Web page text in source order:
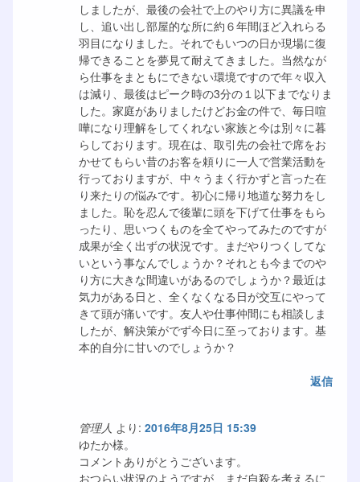
しましたが、最後の会社で上のやり方に異議を申
し、追い出し部屋的な所に約６年間ほど入れらる
羽目になりました。それでもいつの日か現場に復
帰できることを夢見て耐えてきました。当然なが
ら仕事をまともにできない環境ですので年々収入
は減り、最後はピーク時の3分の１以下までなりま
した。家庭がありましたけどお金の件で、毎日喧
嘩になり理解をしてくれない家族と今は別々に暮
らしております。現在は、取引先の会社で席をお
かせてもらい昔のお客を頼りに一人で営業活動を
行っておりますが、中々うまく行かずと言った在
り来たりの悩みです。初心に帰り地道な努力をし
ました。恥を忍んで後輩に頭を下げて仕事をもら
ったり、思いつくものを全てやってみたのですが
成果が全く出ずの状況です。まだやりつくしてな
いという事なんでしょうか？それとも今までのや
り方に大きな間違いがあるのでしょうか？最近は
気力がある日と、全くなくなる日が交互にやって
きて頭が痛いです。友人や仕事仲間にも相談しま
したが、解決策がでず今日に至っております。基
本的自分に甘いのでしょうか？
返信
管理人 より: 2016年8月25日 15:39
ゆたか様。
コメントありがとうございます。
おつらい状況のようですが、まだ自殺を考えるに